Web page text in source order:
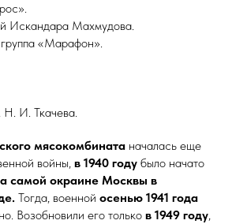
Искандара Махмудова.
«Марафон».
Н. И. Ткачева.
мясокомбината началась еще
войны, в 1940 году было начато
самой окраине Москвы в
Тогда, военной осенью 1941 года
Возобновили его только в 1949 году,